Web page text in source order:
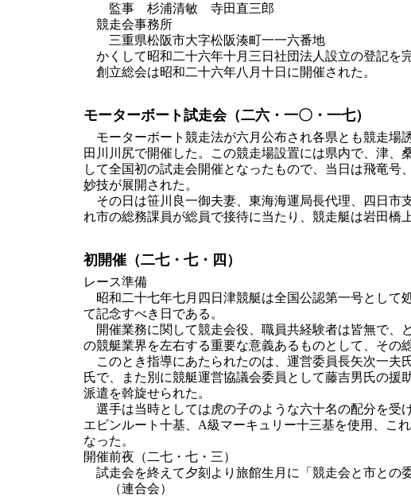
監事 杉浦清敏 寺田直三郎
競走会事務所
三重県松阪市大字松阪湊町一一六番地
かくして昭和二十六年十月三日社団法人設立の登記を
創立総会は昭和二十六年八月十日に開催された。
モーターボート試走会（二六・一〇・一七）
モーターボート競走法が六月公布され各県とも競走場
田川川尻で開催した。この競走場設置には県内で、津
して全国初の試走会開催となったもので、当日は飛竜
妙技が展開された。
その日は笹川良一御夫妻、東海海運局長代理、四日市
れ市の総務課員が総員で接待に当たり、競走艇は岩田橋
初開催（二七・七・四）
レース準備
昭和二十七年七月四日津競艇は全国公認第一号として
て記念すべき日である。
開催業務に関して競走会役、職員共経験者は皆無で、
の競艇業界を左右する重要な意義あるものとして、その
このとき指導にあたられたのは、運営委員長矢次一夫
氏で、また別に競艇運営協議会委員として藤吉男氏の
派遣を斡旋せられた。
選手は当時としては虎の子のような六十名の配分を受
エビンルート十基、A級マーキュリー十三基を使用、こ
なった。
開催前夜（二七・七・三）
試走会を終えて夕刻より旅館生月に「競走会と市との
（連合会）